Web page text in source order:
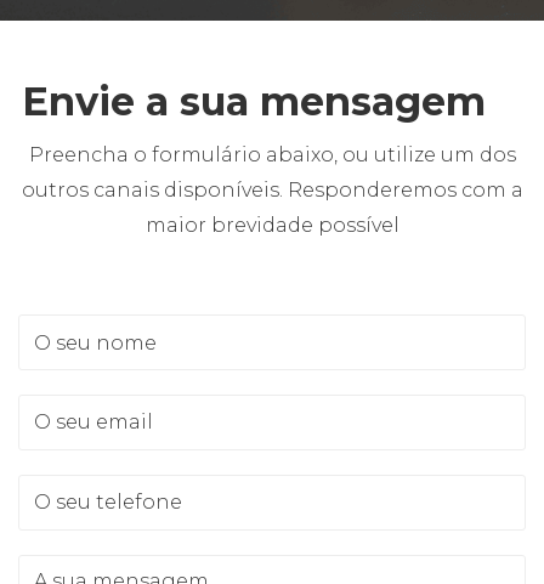
Envie a sua mensagem
Preencha o formulário abaixo, ou utilize um dos
outros canais disponíveis. Responderemos com a
maior brevidade possível
O seu nome
O seu email
O seu telefone
A sua mensagem